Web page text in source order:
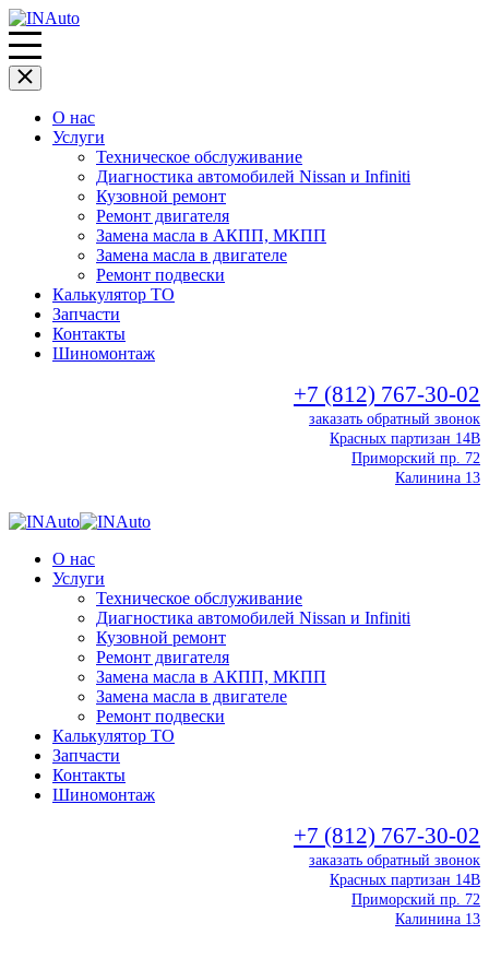
О нас
Услуги
Техническое обслуживание
Диагностика автомобилей Nissan и Infiniti
Кузовной ремонт
Ремонт двигателя
Замена масла в АКПП, МКПП
Замена масла в двигателе
Ремонт подвески
Калькулятор ТО
Запчасти
Контакты
Шиномонтаж
+7 (812) 767-30-02
заказать обратный звонок
Красных партизан 14В
Приморский пр. 72
Калинина 13
О нас
Услуги
Техническое обслуживание
Диагностика автомобилей Nissan и Infiniti
Кузовной ремонт
Ремонт двигателя
Замена масла в АКПП, МКПП
Замена масла в двигателе
Ремонт подвески
Калькулятор ТО
Запчасти
Контакты
Шиномонтаж
+7 (812) 767-30-02
заказать обратный звонок
Красных партизан 14В
Приморский пр. 72
Калинина 13